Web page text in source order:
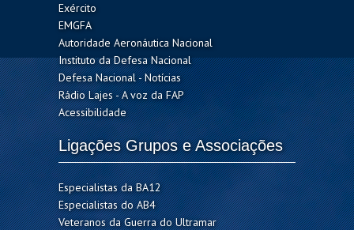
Exército
EMGFA
Autoridade Aeronáutica Nacional
Instituto da Defesa Nacional
Defesa Nacional - Notícias
Rádio Lajes - A voz da FAP
Acessibilidade
Ligações Grupos e Associações
Especialistas da BA12
Especialistas do AB4
Veteranos da Guerra do Ultramar